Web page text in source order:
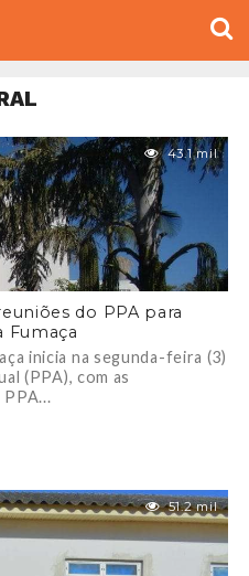
43.1 mil
do PPA para
Fumaça
inicia na segunda-feira (3)
(PPA), com as
51.2 mil